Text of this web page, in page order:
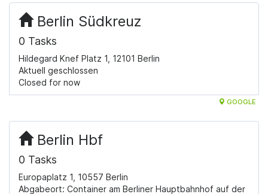
Berlin Südkreuz
0 Tasks
Hildegard Knef Platz 1, 12101 Berlin
Aktuell geschlossen
​Closed for now
GOOGLE
Berlin Hbf
0 Tasks
Europaplatz 1, 10557 Berlin
Abgabeort: Container am Berliner Hauptbahnhof auf der